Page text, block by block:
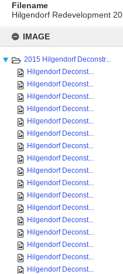
content
IMAGE
2015 Hilgendorf Deconstr...
Hilgendorf Deconst...
Hilgendorf Deconst...
Hilgendorf Deconst...
Hilgendorf Deconst...
Hilgendorf Deconst...
Hilgendorf Deconst...
Hilgendorf Deconst...
Hilgendorf Deconst...
Hilgendorf Deconst...
Hilgendorf Deconst...
Hilgendorf Deconst...
Hilgendorf Deconst...
Hilgendorf Deconst...
Hilgendorf Deconst...
Hilgendorf Deconst...
Hilgendorf Deconst...
Hilgendorf Deconst...
Filename
Hilgendorf Redevelopment 20